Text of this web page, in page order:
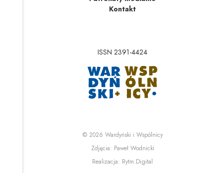
Kontakt
ISSN 2391-4424
Uwaga, link zostanie
© 2026 Wardyński i WspólnicyUwaga, link zostanie
Zdjęcia: Paweł WodnickiUwaga, link zostanie
Realizacja: Rytm.Digital